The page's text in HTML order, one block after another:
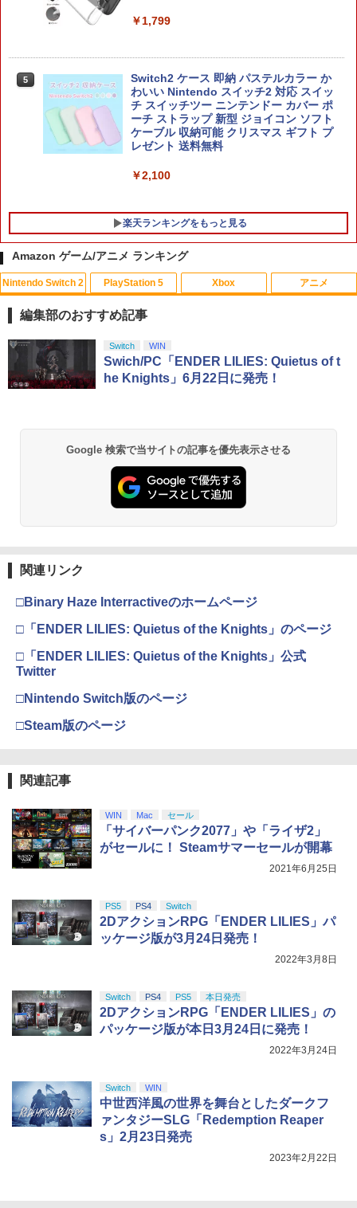
Joy-Con 2 (L) ブルー/(R) ライトイエロ
DEATH STRANDING 2: ON THE BEAC
H
￥4,889
￥1,799
5
Switch2 ケース 即納 パステルカラー か
わいい Nintendo スイッチ2 対応 スイッ
チ スイッチツー ニンテンドー カバー ポ
ーチ ストラップ 新型 ジョイコン ソフト
ケーブル 収納可能 クリスマス ギフト プ
レゼント 送料無料
￥2,100
楽天ランキングをもっと見る
1
アースノーマット コードレス 60日 本体
蚊除け 屋内 屋外 蚊 対策 駆除 蚊取り 無
香料 送料無料
￥1,006
￥1,640
4
【楽天ブックス限定先着特典】「超かぐ
ースター) [ 夏吉ゆうこ ]
￥6,800
￥7,109
Amazon ゲーム/アニメ ランキング
Nintendo Switch 2
1
スプラトゥーン レイダース|オンライン
コード版
スプラトゥーン レイダース -Switch2
￥6,449
3
￥55,871
4
ンラインコード版
5
￥5,000
PlayStation 5
1
PlayStation 5 デジタル・エディション
日本語専用 Console Language: Japan
ese only (CFI-2200B01)
プロダクトコード 封入
3
4
ZCT2J01)
5
￥10,737
Xbox
1
【純正品】Xbox ワイヤレス コントロー
ラー + USB-C® ケーブル
【純正品】Xbox ワイヤレス コントロー
￥7,681
【純正品】Xbox 充電式バッテリー + US
B-C ケーブル
￥2,618
￥14,141
アニメ
1
【Amazon.co.jp限定】劇場版モノノ怪
第三章 蛇神 (Amazon.co.jp限定オリジ
ナル三方背収納ケース付きコレクション)
(オリジナル特典:オリジナル巾着＋メー
ボード付) [Blu-ray]
￥10,780
窩座再来 通常版 [Blu-ray]
3
劇場版「鬼滅の刃」無限城編 第一章 猗
5
【Amazon.co.jp限定】劇場版モノノ怪
第三章 蛇神 (オリジナル特典:オリジナル
しイラストボード付) [DVD]
￥8,800
編集部のおすすめ記事
Switch WIN
Swich/PC「ENDER LILIES: Quietus of t
he Knights」6月22日に発売！
Google 検索で当サイトの記事を優先表示させる
関連リンク
□Binary Haze Interractiveのホームページ
□「ENDER LILIES: Quietus of the Knights」のページ
□「ENDER LILIES: Quietus of the Knights」公式
Twitter
□Nintendo Switch版のページ
□Steam版のページ
関連記事
WIN Mac セール
「サイバーパンク2077」や「ライザ2」
がセールに！ Steamサマーセールが開幕
2021年6月25日
PS5 PS4 Switch
2DアクションRPG「ENDER LILIES」パ
ッケージ版が3月24日発売！
2022年3月8日
Switch PS4 PS5 本日発売
2DアクションRPG「ENDER LILIES」の
パッケージ版が本日3月24日に発売！
2022年3月24日
Switch WIN
中世西洋風の世界を舞台としたダークフ
ァンタジーSLG「Redemption Reaper
s」2月23日発売
2023年2月22日